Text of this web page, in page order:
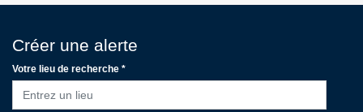
Créer une alerte
Votre lieu de recherche *
Entrez un lieu